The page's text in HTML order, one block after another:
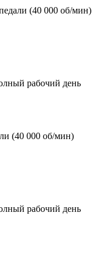
(40 000 об/мин)
рабочий день
(40 000 об/мин)
рабочий день